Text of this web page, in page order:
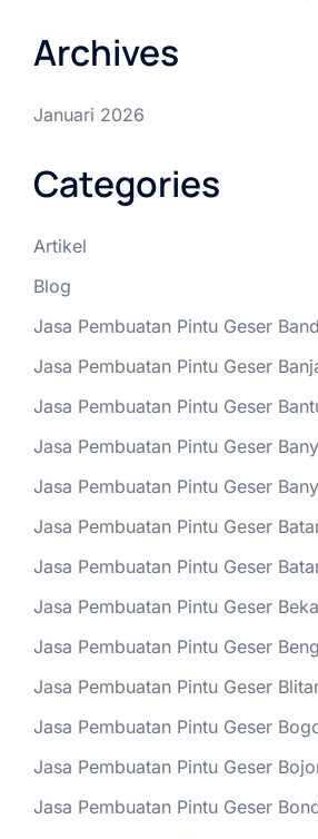
Archives
Januari 2026
Categories
Artikel
Blog
Jasa Pembuatan Pintu Geser
Jasa Pembuatan Pintu Geser
Jasa Pembuatan Pintu Geser
Jasa Pembuatan Pintu Geser
Jasa Pembuatan Pintu Geser
Jasa Pembuatan Pintu Geser
Jasa Pembuatan Pintu Geser
Jasa Pembuatan Pintu Geser
Jasa Pembuatan Pintu Geser
Jasa Pembuatan Pintu Geser
Jasa Pembuatan Pintu Geser
Jasa Pembuatan Pintu Geser
Jasa Pembuatan Pintu Geser